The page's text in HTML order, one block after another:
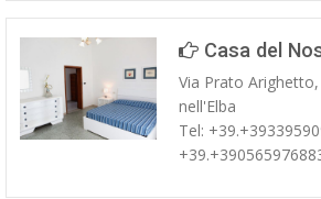
Casa del
Via Prato
nell'Elba
Tel: